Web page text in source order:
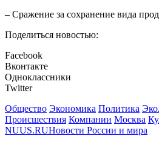
– Сражение за сохранение вида
Поделиться новостью:
Facebook
Вконтакте
Одноклассники
Twitter
Общество Экономика Политика
Происшествия Компании Москва
NUUS.RUНовости России и мира